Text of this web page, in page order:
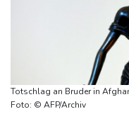
Bericht: Trotz
und Berlin pünktlich
FC Bayern: Kompany
Waldbrände in
ausgerufen
Totschlag an Bruder in
Foto: © AFP/Archiv